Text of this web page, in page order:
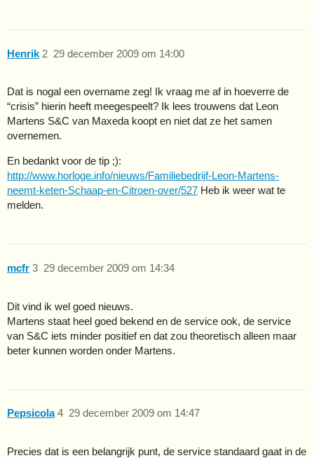
Henrik 29 december 2009 om 14:00
2
Dat is nogal een overname zeg! Ik vraag me af in hoeverre de
“crisis” hierin heeft meegespeelt? Ik lees trouwens dat Leon
Martens S&C van Maxeda koopt en niet dat ze het samen
overnemen.
En bedankt voor de tip ;):
http://www.horloge.info/nieuws/Familiebedrijf-Leon-Martens-
neemt-keten-Schaap-en-Citroen-over/527 Heb ik weer wat te
melden.
mcfr 29 december 2009 om 14:34
3
Dit vind ik wel goed nieuws.
Martens staat heel goed bekend en de service ook, de service
van S&C iets minder positief en dat zou theoretisch alleen maar
beter kunnen worden onder Martens.
Pepsicola 29 december 2009 om 14:47
4
Precies dat is een belangrijk punt, de service standaard gaat in de